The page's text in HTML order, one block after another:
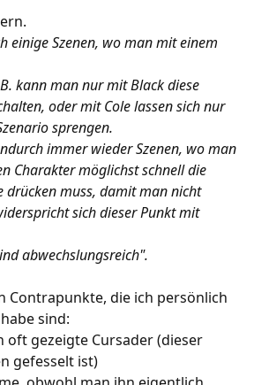
einige Szenen, wo man mit einem
kann man nur mit Black diese
oder mit Cole lassen sich nur
sprengen.
immer wieder Szenen, wo man
Charakter möglichst schnell die
drücken muss, damit man nicht
sich dieser Punkt mit
abwechslungsreich".
Contrapunkte, die ich persönlich
sind:
oft gezeigte Cursader (dieser
gefesselt ist)